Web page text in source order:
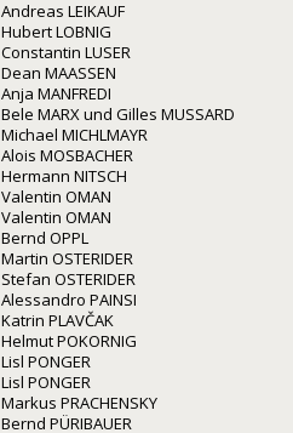
Andreas LEIKAUF
Hubert LOBNIG
Constantin LUSER
Dean MAASSEN
Anja MANFREDI
Bele MARX und Gilles MUSSARD
Michael MICHLMAYR
Alois MOSBACHER
Hermann NITSCH
Valentin OMAN
Valentin OMAN
Bernd OPPL
Martin OSTERIDER
Stefan OSTERIDER
Alessandro PAINSI
Katrin PLAVČAK
Helmut POKORNIG
Lisl PONGER
Lisl PONGER
Markus PRACHENSKY
Bernd PÜRIBAUER